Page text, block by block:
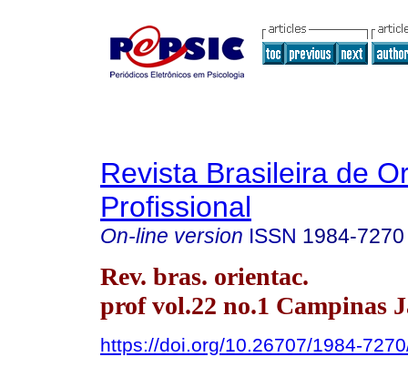
Revista Brasileira de
Profissional
On-line version ISSN 1984-7270
Rev. bras. orientac.
prof vol.22 no.1 Campinas
https://doi.org/10.26707/1984-